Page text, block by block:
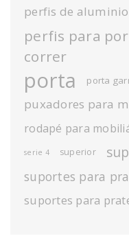
perfis de
perfis para
correr
porta porta
puxadores para
rodapé para
serie 4 superior
suportes para
suportes para